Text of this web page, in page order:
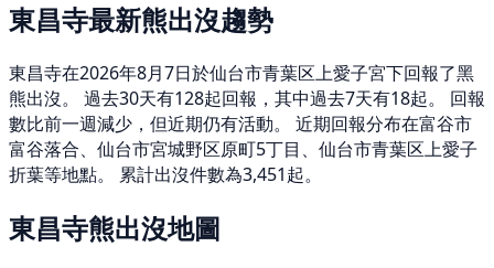
東昌寺最新熊出沒趨勢
東昌寺在2026年8月7日於仙台市青葉区上愛子宮下回報了黑
熊出沒。 過去30天有128起回報，其中過去7天有18起。 回報
數比前一週減少，但近期仍有活動。 近期回報分布在富谷市
富谷落合、仙台市宮城野区原町5丁目、仙台市青葉区上愛子
折葉等地點。 累計出沒件數為3,451起。
東昌寺熊出沒地圖